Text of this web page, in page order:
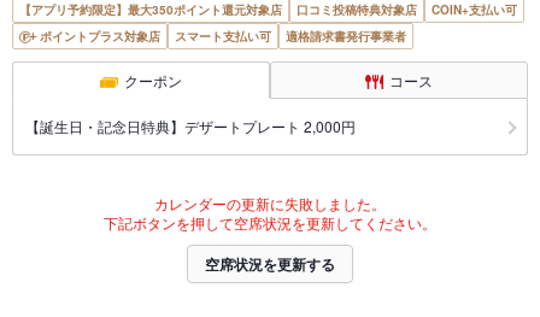
【アプリ予約限定】最大350ポイント還元対象店 口コミ投稿特典対象店
COIN+支払い可
ポイントプラス対象店
スマート支払い可 適格請求書発行事業者
クーポン コース
【誕生日・記念日特典】デザートプレート 2,000円
カレンダーの更新に失敗しました。
下記ボタンを押して空席状況を更新してください。
空席状況を更新する